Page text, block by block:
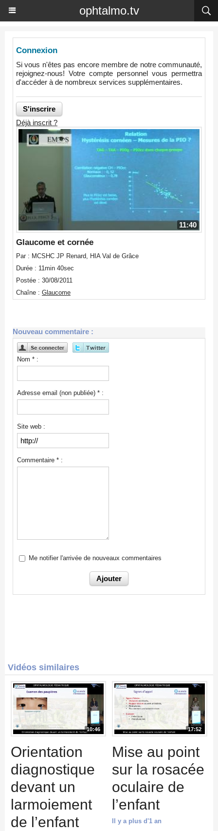
ophtalmo.tv
Vidéos similaires
10:46
Orientation
diagnostique
devant un
larmoiement
de l’enfant
17:52
Mise au point
sur la rosacée
oculaire de
l’enfant
Il y a plus d'1 an
Connexion
Si vous n'êtes pas encore membre de notre communauté,
rejoignez-nous! Votre compte personnel vous permettra
d'accéder à de nombreux services supplémentaires.
Déjà inscrit ?
11:40
Glaucome et cornée
Par : MCSHC JP Renard, HIA Val de Grâce
Durée : 11min 40sec
Postée : 30/08/2011
Chaîne : Glaucome
Nouveau commentaire :
Nom * :
Adresse email (non publiée) * :
Site web :
Commentaire * :
Me notifier l'arrivée de nouveaux commentaires